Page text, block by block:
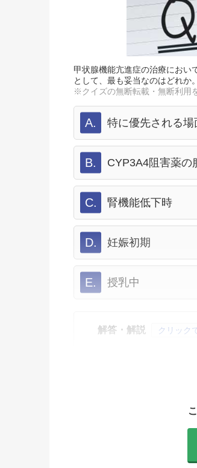
甲状腺機能亢進症の治療におい
として、最も妥当なのはどれか。
※クイズの無断転載・無断利用
A. 特に優先される場
B. CYP3A4阻害薬の
C. 腎機能低下時
D. 妊娠初期
E. 授乳中
解答・解説 クリック